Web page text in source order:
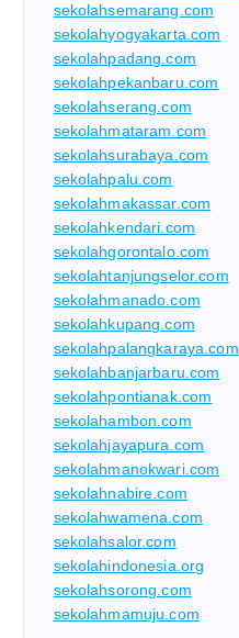
sekolahsemarang.com
sekolahyogyakarta.com
sekolahpadang.com
sekolahpekanbaru.com
sekolahserang.com
sekolahmataram.com
sekolahsurabaya.com
sekolahpalu.com
sekolahmakassar.com
sekolahkendari.com
sekolahgorontalo.com
sekolahtanjungselor.com
sekolahmanado.com
sekolahkupang.com
sekolahpalangkaraya.com
sekolahbanjarbaru.com
sekolahpontianak.com
sekolahambon.com
sekolahjayapura.com
sekolahmanokwari.com
sekolahnabire.com
sekolahwamena.com
sekolahsalor.com
sekolahindonesia.org
sekolahsorong.com
sekolahmamuju.com